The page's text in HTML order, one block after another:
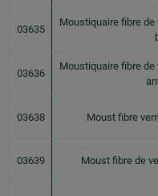
03635
Moustiquaire fibre de
03636
Moustiquaire fibre de
03638 Moust fibre
03639 Moust fibre de